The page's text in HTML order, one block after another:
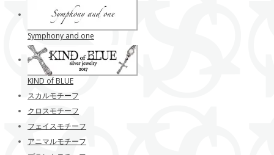
Symphony and one
KIND of BLUE
スカルモチーフ
クロスモチーフ
フェイスモチーフ
アニマルモチーフ